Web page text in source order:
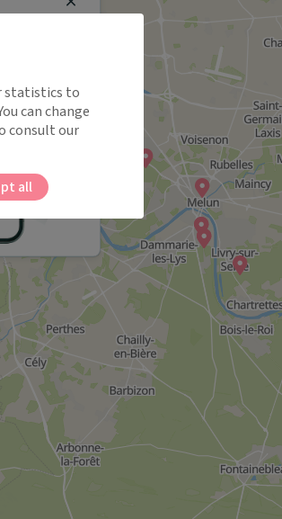
Close
statistics to
can change
consult our
all